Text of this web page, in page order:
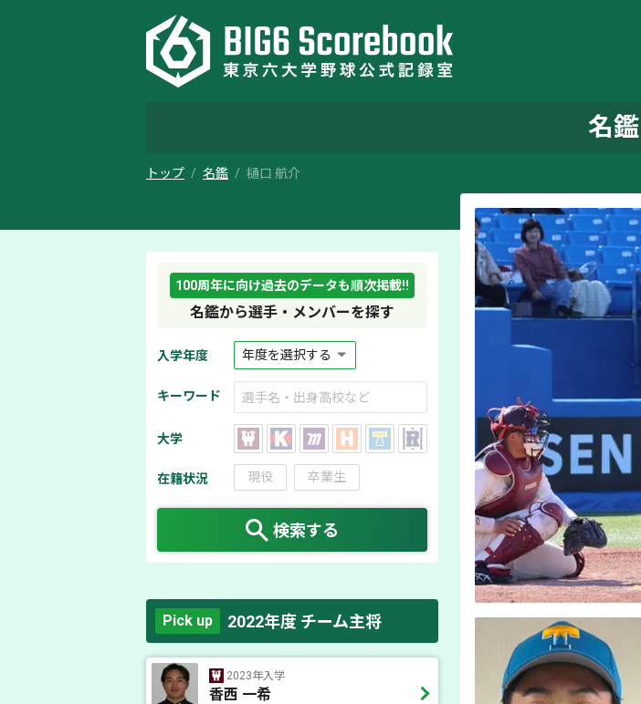
名鑑
トップ 名鑑 樋口 航介
100周年に向け過去のデータも順次掲載!!
名鑑から選手・メンバーを探す
入学年度
キーワード
大学
在籍状況 現役 卒業生
検索する
Pick up 2022年度 チーム主将
2023年入学
香西 一希